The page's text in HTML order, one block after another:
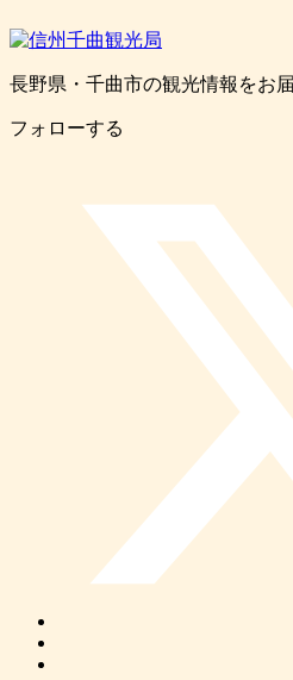
長野県・千曲市の観光情報をお
フォローする